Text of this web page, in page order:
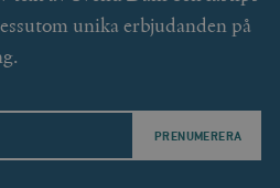
unika erbjudanden på